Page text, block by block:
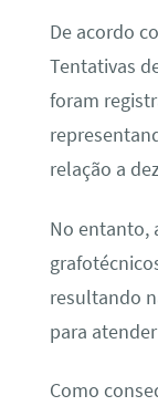
De acordo
Tentativas
foram
relação a
No entanto,
resultando
para
Como